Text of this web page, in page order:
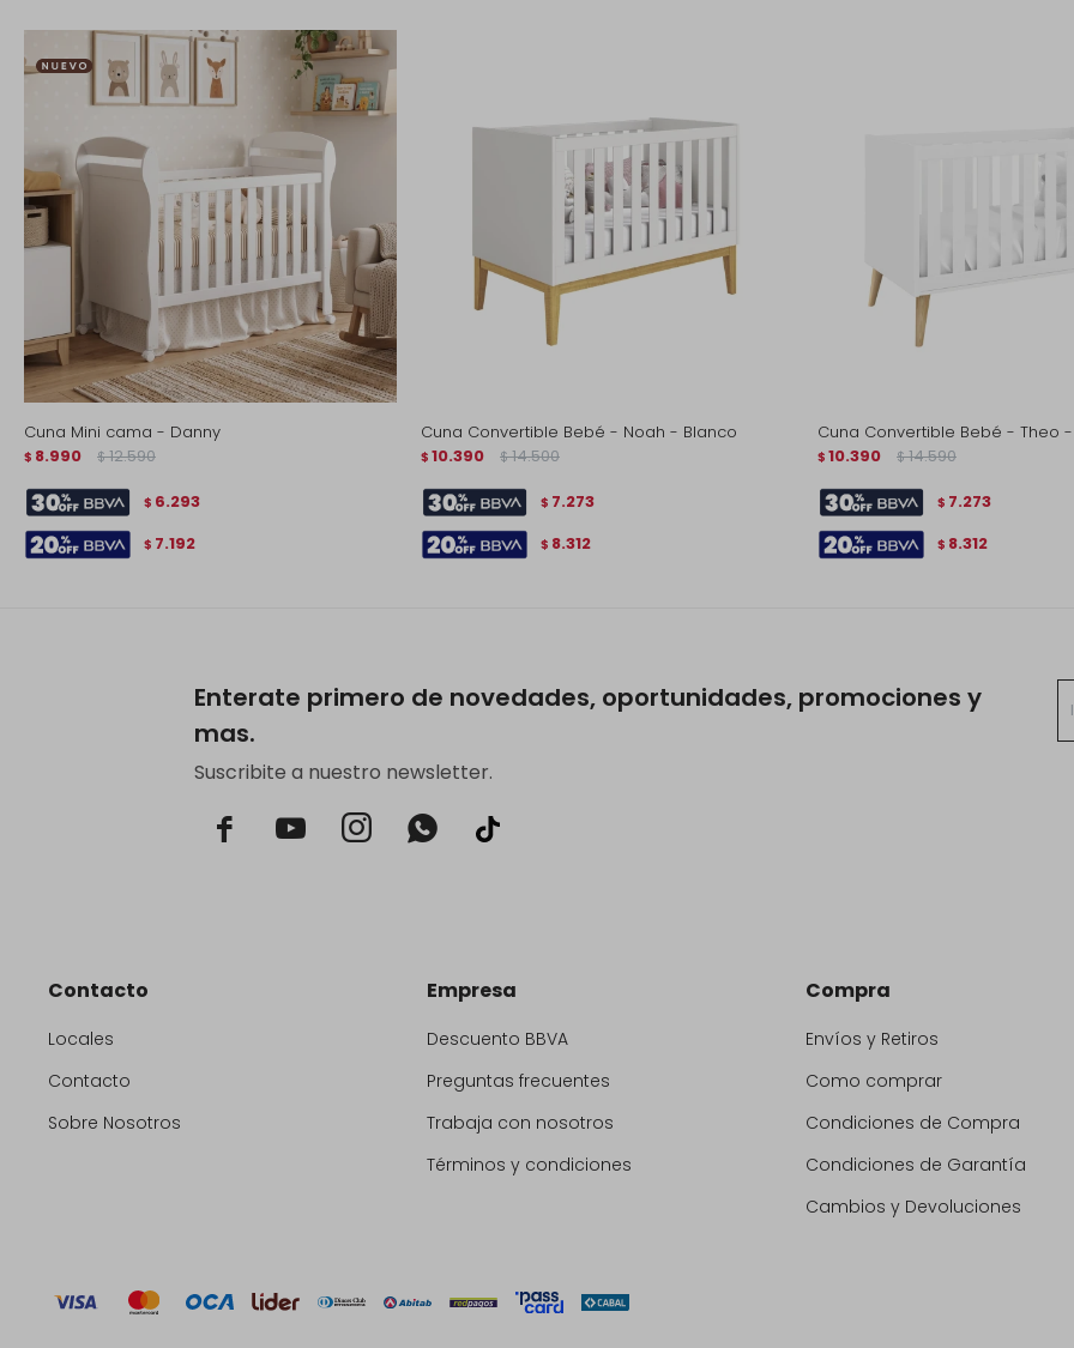
Cuna Mini cama - Danny
$ 8.990 $ 12.590
$ 6.293
$ 7.192
Cuna Convertible Bebé - Noah - Blanco
$ 10.390 $ 14.500
$ 7.273
$ 8.312
Cuna Convertible Bebé - Theo
$ 10.390 $ 14.590
$ 7.273
$ 8.312
Enterate primero de novedades, oportunidades, promociones y
mas.
Suscribite a nuestro newsletter.
  
Contacto
Locales
Contacto
Sobre Nosotros
Empresa
Descuento BBVA
Preguntas frecuentes
Trabaja con nosotros
Términos y condiciones
Compra
Envíos y Retiros
Como comprar
Condiciones de Compra
Condiciones de Garantía
Cambios y Devoluciones